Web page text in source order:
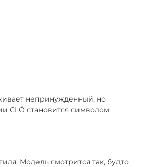
непринужденный, но
CLÓ становится символом
Модель смотрится так, будто